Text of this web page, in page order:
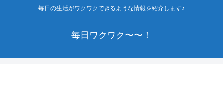
毎日の生活がワクワクできるような情報を紹介します♪
毎日ワクワク〜〜！